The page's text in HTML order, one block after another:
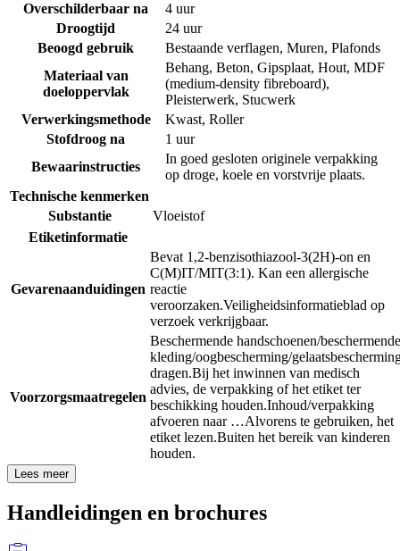
Overschilderbaar na
4 uur
Droogtijd
24 uur
Beoogd gebruik
Bestaande verflagen, Muren, Plafonds
Materiaal van
doeloppervlak
Behang, Beton, Gipsplaat, Hout, MDF
(medium-density fibreboard),
Pleisterwerk, Stucwerk
Verwerkingsmethode
Kwast, Roller
Stofdroog na
1 uur
Bewaarinstructies
In goed gesloten originele verpakking
op droge, koele en vorstvrije plaats.
Technische kenmerken
Substantie
Vloeistof
Etiketinformatie
Gevarenaanduidingen
Bevat 1,2-benzisothiazool-3(2H)-on en
C(M)IT/MIT(3:1). Kan een allergische
reactie
veroorzaken.Veiligheidsinformatieblad op
verzoek verkrijgbaar.
Voorzorgsmaatregelen
Beschermende handschoenen/beschermende
kleding/oogbescherming/
dragen.Bij het inwinnen van medisch
advies, de verpakking of het etiket ter
beschikking houden.Inhoud/verpakking
afvoeren naar …Alvorens te gebruiken, het
etiket lezen.Buiten het bereik van kinderen
houden.
Lees meer
Handleidingen en brochures